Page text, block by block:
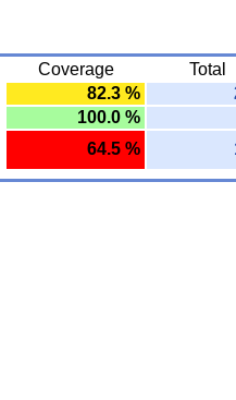
Coverage Total
82.3 %
100.0 %
64.5 %